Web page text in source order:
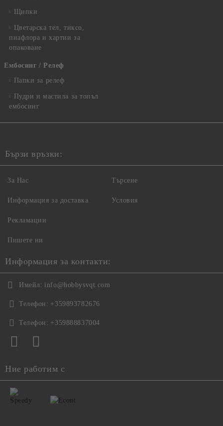
Щипки
Цветарска тел, тиксо,
пиафлора и хартии за
опаковане
Ембосинг / Релеф
Папки за релеф
Пудри и мастила за топъл
ембосинг
Бързи връзки:
За Нас
Информация за доставка
Рекламации
Пишете ни
Търсене
Условия
Информация за контакти:
Имейл: info@hobbysvqt.com
Телефон: +359893782676
Телефон: +359888837004
Ние работим с